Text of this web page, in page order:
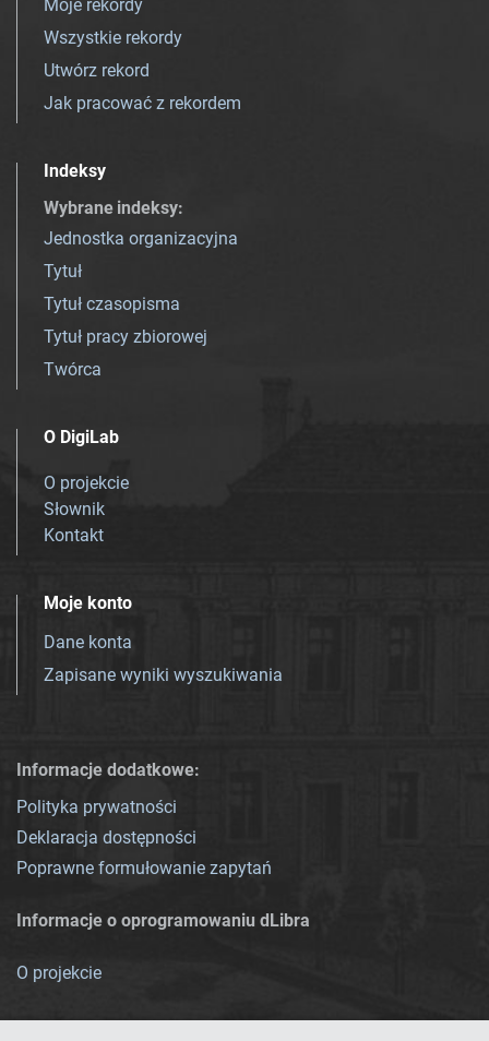
Moje rekordy
Wszystkie rekordy
Utwórz rekord
Jak pracować z rekordem
Indeksy
Wybrane indeksy:
Jednostka organizacyjna
Tytuł
Tytuł czasopisma
Tytuł pracy zbiorowej
Twórca
O DigiLab
O projekcie
Słownik
Kontakt
Moje konto
Dane konta
Zapisane wyniki wyszukiwania
Informacje dodatkowe:
Polityka prywatności
Deklaracja dostępności
Poprawne formułowanie zapytań
Informacje o oprogramowaniu dLibra
O projekcie